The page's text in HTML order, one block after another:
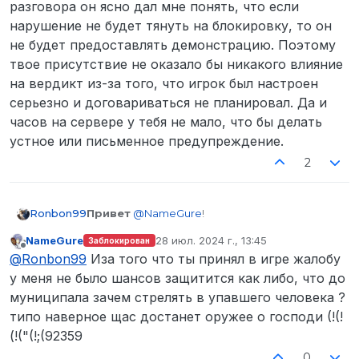
разговора он ясно дал мне понять, что если
нарушение не будет тянуть на блокировку, то он
не будет предоставлять демонстрацию. Поэтому
твое присутствие не оказало бы никакого влияние
на вердикт из-за того, что игрок был настроен
серьезно и договариваться не планировал. Да и
часов на сервере у тебя не мало, что бы делать
устное или письменное предупреждение.
2
Ronbon99Привет @NameGure!
Пользователь @NameGureнаписал в
участника команды о_0:
Перед выходом на сколько я помню
администратор был в сети
Да, я был в сети и кроме жалобы на тебя у
Не в сети
NameGure Заблокирован 28 июл. 2024 г., 13:45
отредактировано
@Ronbon99 Иза того что ты принял в игре жалобу
у меня не было шансов защитится как либо, что до
муниципала зачем стрелять в упавшего человека ?
типо наверное щас достанет оружее о господи (!(!
(!("(!;(92359